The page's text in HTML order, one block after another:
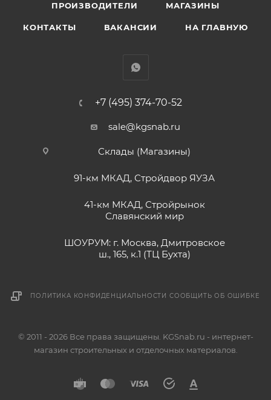
ПРОИЗВОДИТЕЛИ МАГАЗИНЫ
КОНТАКТЫ ВАКАНСИИ НА ГЛАВНУЮ
+7 (495) 374-70-52
sale@kgsnab.ru
Склады (Магазины)
91-км МКАД, Стройдвор ЯУЗА
41-км МКАД, Стройрынок
Славянский мир
ШОУРУМ: г. Москва, Дмитровское
ш., 165, к.1 (ТЦ Бухта)
ПОЛИТИКА КОНФИДЕНЦИАЛЬНОСТИ СООБЩИТЬ ОБ ОШИБКЕ
© 2011 - 2026 Все права защищены. KGSnab.ru - интернет-
магазин строительных и отделочных материалов.